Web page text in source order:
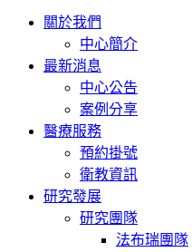
Toggle
navigation
關於我們
中心簡介
最新消息
中心公告
案例分享
醫療服務
預約掛號
衛教資訊
研究發展
研究團隊
法布瑞團隊